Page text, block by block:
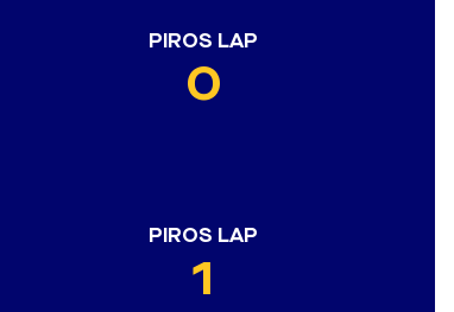
PIROS LAP
0
PIROS LAP
1